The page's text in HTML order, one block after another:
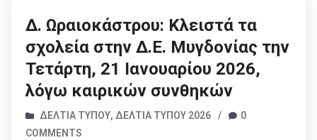
Δ. Ωραιοκάστρου: Κλειστά τα
σχολεία στην Δ.Ε. Μυγδονίας την
Τετάρτη, 21 Ιανουαρίου 2026,
λόγω καιρικών συνθηκών
ΔΕΛΤΊΑ ΤΎΠΟΥ, ΔΕΛΤΊΑ ΤΎΠΟΥ 2026 /
0
COMMENTS